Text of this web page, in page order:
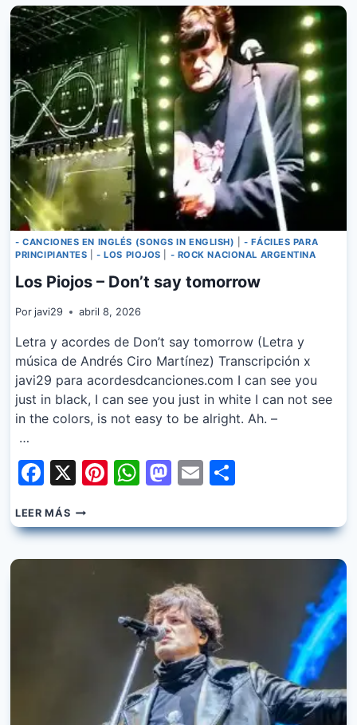
- CANCIONES EN INGLÉS (SONGS IN ENGLISH) |- FÁCILES PARA
PRINCIPIANTES |- LOS PIOJOS - ROCK NACIONAL ARGENTINA
Los Piojos – Don’t say tomorrow
Por javi29 abril 8, 2026
Letra y acordes de Don’t say tomorrow (Letra y
música de Andrés Ciro Martínez) Transcripción x
javi29 para acordesdcanciones.com I can see you
just in black, I can see you just in white I can not see
in the colors, is not easy to be alright. Ah. –
…
Facebook
X Pinterest
WhatsApp
Mastodon
Email
LEER MÁSLOS
PIOJOS
–